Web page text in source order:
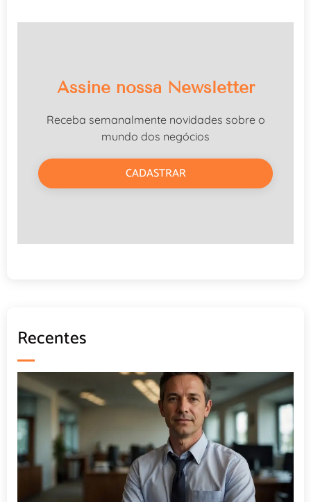
Assine nossa Newsletter
Receba semanalmente novidades sobre o
mundo dos negócios
CADASTRAR
Recentes